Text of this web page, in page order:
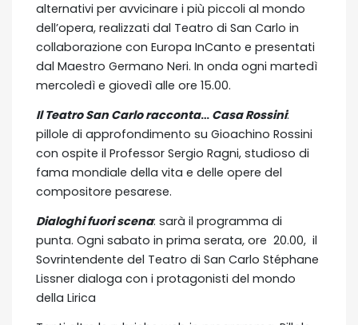
alternativi per avvicinare i più piccoli al mondo
dell’opera, realizzati dal Teatro di San Carlo in
collaborazione con Europa InCanto e presentati
dal Maestro Germano Neri. In onda ogni martedì
mercoledì e giovedì alle ore 15.00.
Il Teatro San Carlo racconta… Casa Rossini:
pillole di approfondimento su Gioachino Rossini
con ospite il Professor Sergio Ragni, studioso di
fama mondiale della vita e delle opere del
compositore pesarese.
Dialoghi fuori scena: sarà il programma di
punta. Ogni sabato in prima serata, ore 20.00, il
Sovrintendente del Teatro di San Carlo Stéphane
Lissner dialoga con i protagonisti del mondo
della Lirica